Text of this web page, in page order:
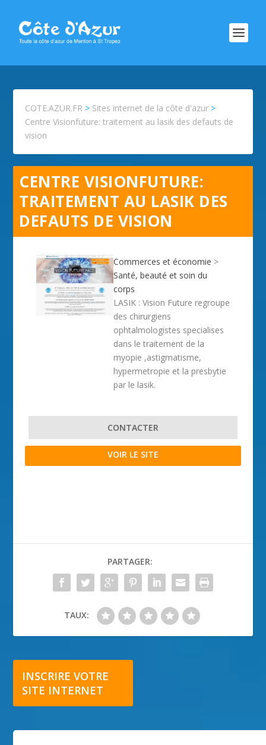
COTE.AZUR.FR > Sites internet de la côte d'azur >
Centre Visionfuture: traitement au lasik des defauts de
vision
CENTRE VISIONFUTURE:
TRAITEMENT AU LASIK DES
DEFAUTS DE VISION
Commerces et économie >
Santé, beauté et soin du
corps
LASIK : Vision Future regroupe
des chirurgiens
ophtalmologistes specialises
dans le traitement de la
myopie ,astigmatisme,
hypermetropie et la presbytie
par le lasik.
CONTACTER
VOIR LE SITE
PARTAGER:
TAUX:
INSCRIRE VOTRE
SITE INTERNET